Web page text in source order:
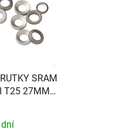
SRAM
T25 27MM